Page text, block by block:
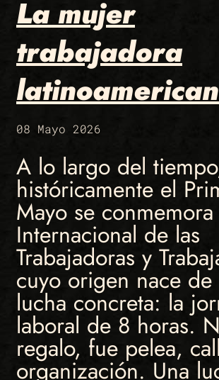
La mujer
trabajadora
08 Mayo 2026
A lo largo del
históricamente el
Mayo se
Internacional de las
Trabajadoras y
cuyo origen nace de
lucha concreta: la
laboral de 8 horas.
regalo, fue pelea,
organización. Una